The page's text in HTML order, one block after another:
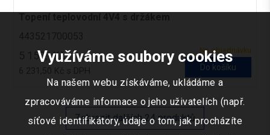
Topení teplovodní 4V4 s držákem
443521700053
Na objednávku
5 150,- Kč
6 231,50 Kč s DPH Do košíku
Zobrazit dalších 24 produktů
Využíváme soubory cookies
Na našem webu získáváme, ukládáme a
zpracováváme informace o jeho uživatelích (např.
síťové identifikátory, údaje o tom, jak procházíte